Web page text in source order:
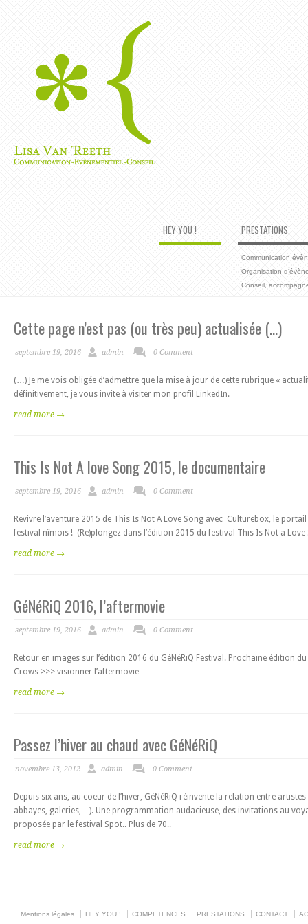
HEY YOU ! PRESTATIONS
Communication
Organisation
Conseil,
Cette page n’est pas (ou très peu) actualisée (…)
septembre 19, 2016 admin 0 Comment
(…) Je me vois obligée d’admettre que la mise à jour de cette rubrique «
définitivement, je vous invite à visiter mon profil LinkedIn.
read more →
This Is Not A love Song 2015, le documentaire
septembre 19, 2016 admin 0 Comment
Revivre l’aventure 2015 de This Is Not A Love Song avec Culturebox, le
festival nîmois ! (Re)plongez dans l’édition 2015 du festival This Is Not a
read more →
GéNéRiQ 2016, l’aftermovie
septembre 19, 2016 admin 0 Comment
Retour en images sur l’édition 2016 du GéNéRiQ Festival. Prochaine édition
Crows >>> visionner l’aftermovie
read more →
Passez l’hiver au chaud avec GéNéRiQ
novembre 13, 2012 admin 0 Comment
Depuis six ans, au coeur de l’hiver, GéNéRiQ réinvente la relation entre
abbayes, galeries,…). Une programmation audacieuse, des invitations au
proposée par le festival Spot.. Plus de 70..
read more →
Mentions légales HEY YOU ! COMPETENCES PRESTATIONS CONTACT